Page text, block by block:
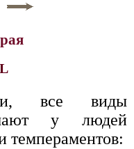
все виды
у людей
темпераментов: